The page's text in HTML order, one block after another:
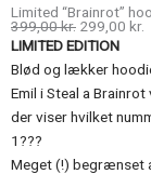
Limited “Brainrot”
399,00kr. Den
oprindelige
pris
var:
299,00 kr.
LIMITED EDITION
Blød og lækker
Emil i Steal a Brainrot
der viser hvilket
1???
Meget (!) begrænset